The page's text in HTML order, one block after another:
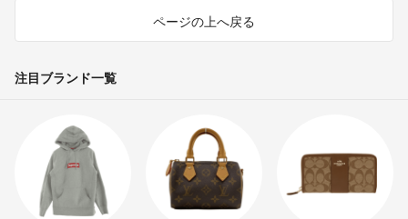
ページの上へ戻る
注目ブランド一覧